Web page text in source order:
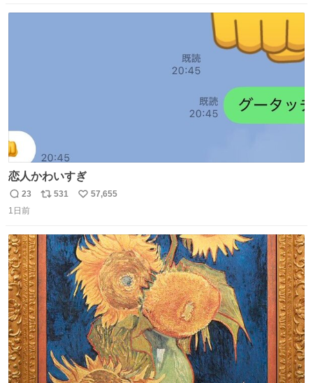
恋人かわいすぎ
返
信
23
リ
ト
数
531
い
数
57,655
1日前